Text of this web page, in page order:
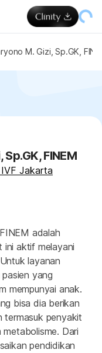
M. Gizi, Sp.GK,
FINEM
Jakarta
adalah
ini aktif melayani
layanan
yang
mempunyai anak.
bisa dia berikan
termasuk penyakit
Dari
pendidikan